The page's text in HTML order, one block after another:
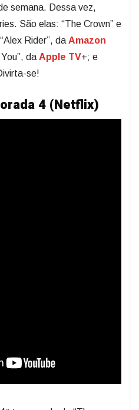
semana. Dessa vez,
São elas: “The Crown” e
Rider”, daAmazon
daApple TV+; e
se!
4 (Netflix)